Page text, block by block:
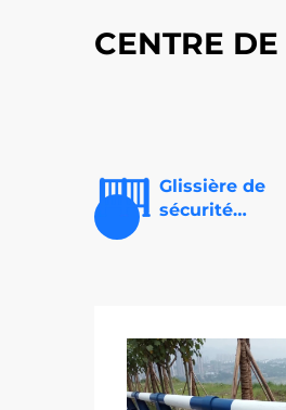
CENTRE
Glissière de
sécurité